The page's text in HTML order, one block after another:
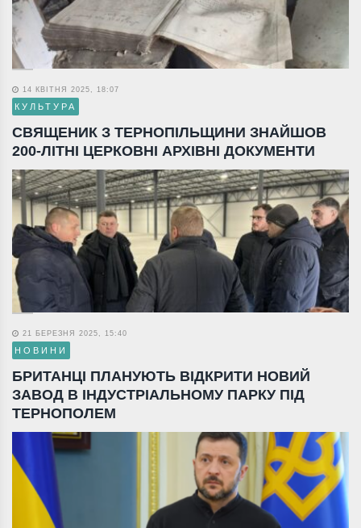
14 КВІТНЯ 2025, 18:07
КУЛЬТУРА
СВЯЩЕНИК З ТЕРНОПІЛЬЩИНИ ЗНАЙШОВ
200-ЛІТНІ ЦЕРКОВНІ АРХІВНІ ДОКУМЕНТИ
21 БЕРЕЗНЯ 2025, 15:40
НОВИНИ
БРИТАНЦІ ПЛАНУЮТЬ ВІДКРИТИ НОВИЙ
ЗАВОД В ІНДУСТРІАЛЬНОМУ ПАРКУ ПІД
ТЕРНОПОЛЕМ